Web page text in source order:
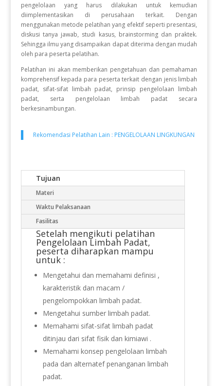
pengelolaan yang harus dilakukan untuk kemudian
diimplementasikan di perusahaan terkait. Dengan
menggunakan metode pelatihan yang efektif seperti presentasi,
diskusi tanya jawab, studi kasus, brainstorming dan praktek.
Sehingga ilmu yang disampaikan dapat diterima dengan mudah
oleh para peserta pelatihan.
Pelatihan ini akan memberikan pengetahuan dan pemahaman
komprehensif kepada para peserta terkait dengan jenis limbah
padat, sifat-sifat limbah padat, prinsip pengelolaan limbah
padat, serta pengelolaan limbah padat secara
berkesinambungan.
Rekomendasi Pelatihan Lain : PENGELOLAAN LINGKUNGAN
Tujuan
Materi
Waktu Pelaksanaan
Fasilitas
Setelah mengikuti pelatihan
Pengelolaan Limbah Padat,
peserta diharapkan mampu
untuk :
Mengetahui dan memahami definisi ,
karakteristik dan macam /
pengelompokkan limbah padat.
Mengetahui sumber limbah padat.
Memahami sifat-sifat limbah padat
ditinjau dari sifat fisik dan kimiawi .
Memahami konsep pengelolaan limbah
pada dan alternatef penanganan limbah
padat.